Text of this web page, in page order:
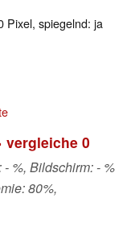
Pixel, spiegelnd: ja
vergleiche 0
%, Bildschirm: - %
80%,